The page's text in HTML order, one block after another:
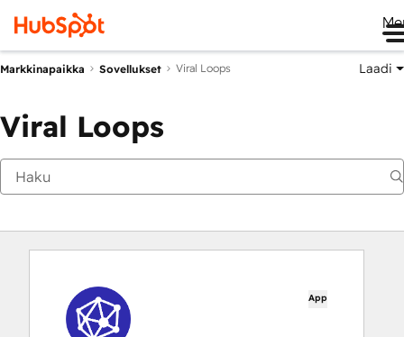
Markkinapaikka Sovellukset Viral Loops Laadi
Viral Loops
App